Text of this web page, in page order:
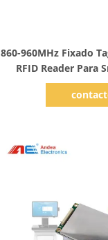
860-960MHz Fixado
RFID Reader Para